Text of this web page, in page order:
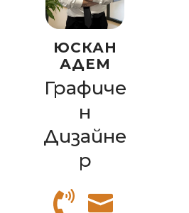
ЮСКАН
АДЕМ
Графиче
н
Дизайне
р